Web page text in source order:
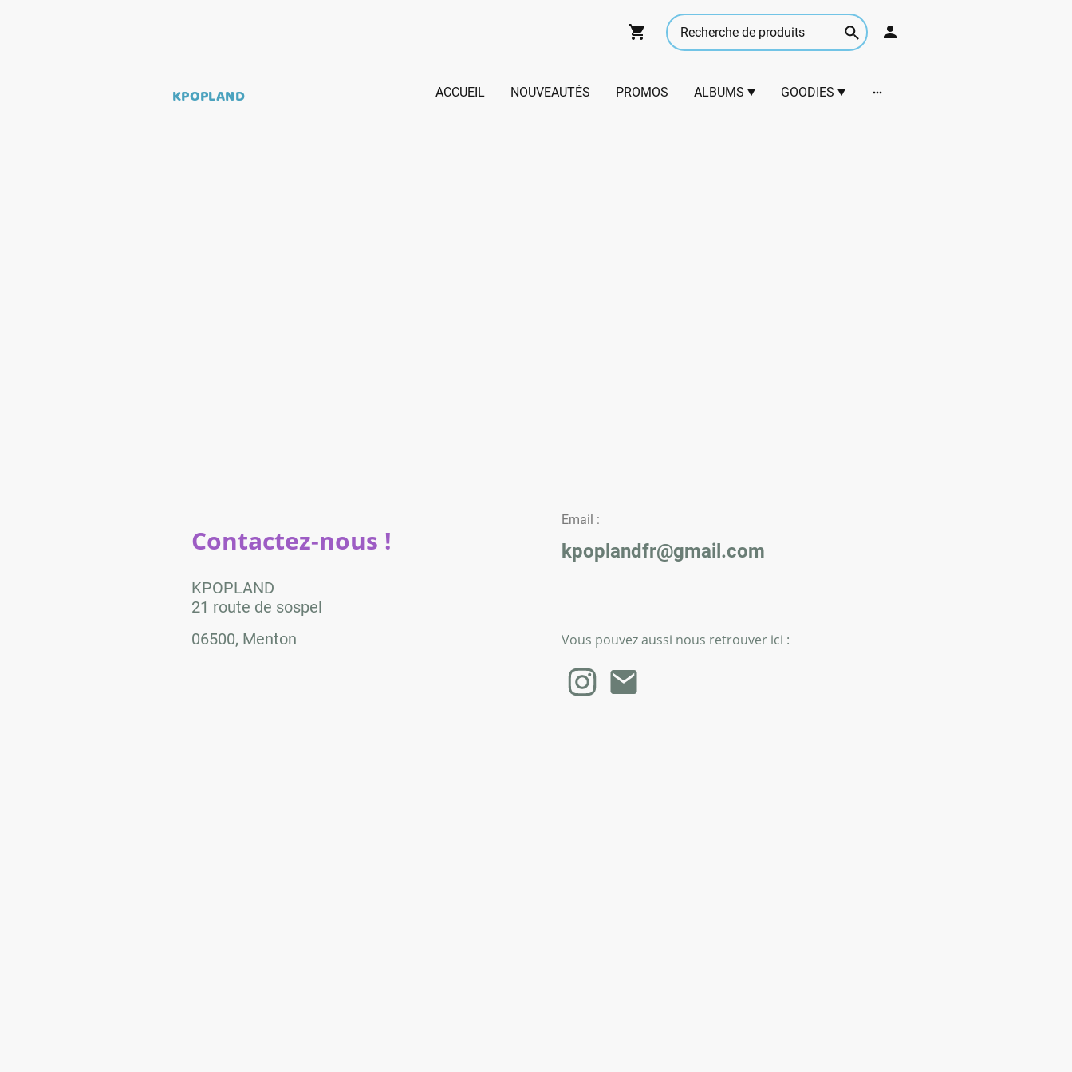
KPOPLAND ACCUEIL NOUVEAUTÉS PROMOS ALBUMS GOODIES
Contactez-nous !
KPOPLAND
21 route de sospel
06500, Menton
Email :
kpoplandfr@gmail.com
Vous pouvez aussi nous retrouver ici :